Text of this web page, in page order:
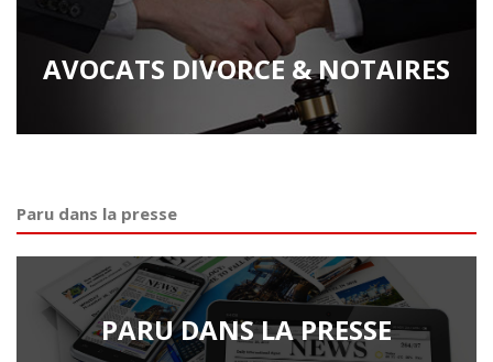
AVOCATS DIVORCE & NOTAIRES
Paru dans la presse
PARU DANS LA PRESSE